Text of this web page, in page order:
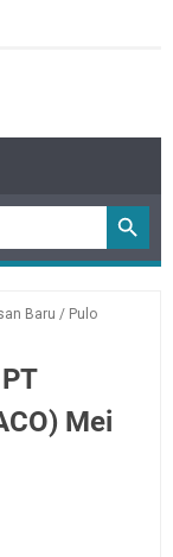
Baru / Pulo
Mei